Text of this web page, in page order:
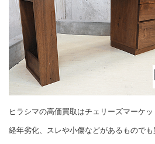
ヒラシマの高価買取はチェリーズマーケッ
経年劣化、スレや小傷などがあるものでも